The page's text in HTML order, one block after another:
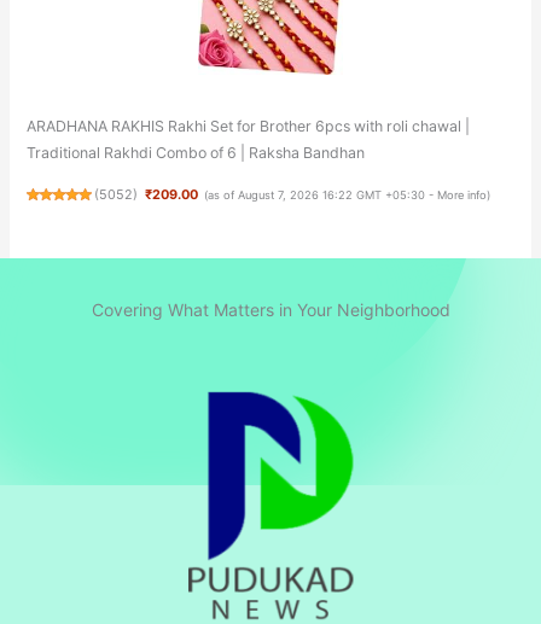
ARADHANA RAKHIS Rakhi Set for Brother 6pcs with roli chawal |
Traditional Rakhdi Combo of 6 | Raksha Bandhan
(5052) ₹209.00 (as of August 7, 2026 16:22 GMT +05:30 - More info)
Covering What Matters in Your Neighborhood